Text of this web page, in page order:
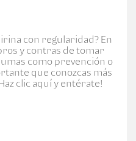
con regularidad? En
y contras de tomar
como prevención o
que conozcas más
clic aquí y entérate!